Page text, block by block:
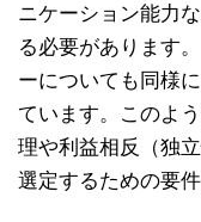
ニケーション能力
る必要があります
ーについても同様
ています。このよ
理や利益相反（独
選定するための要